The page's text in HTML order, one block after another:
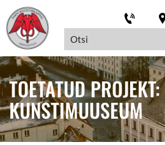
TOETATUD
KUNSTIMUUSEUM